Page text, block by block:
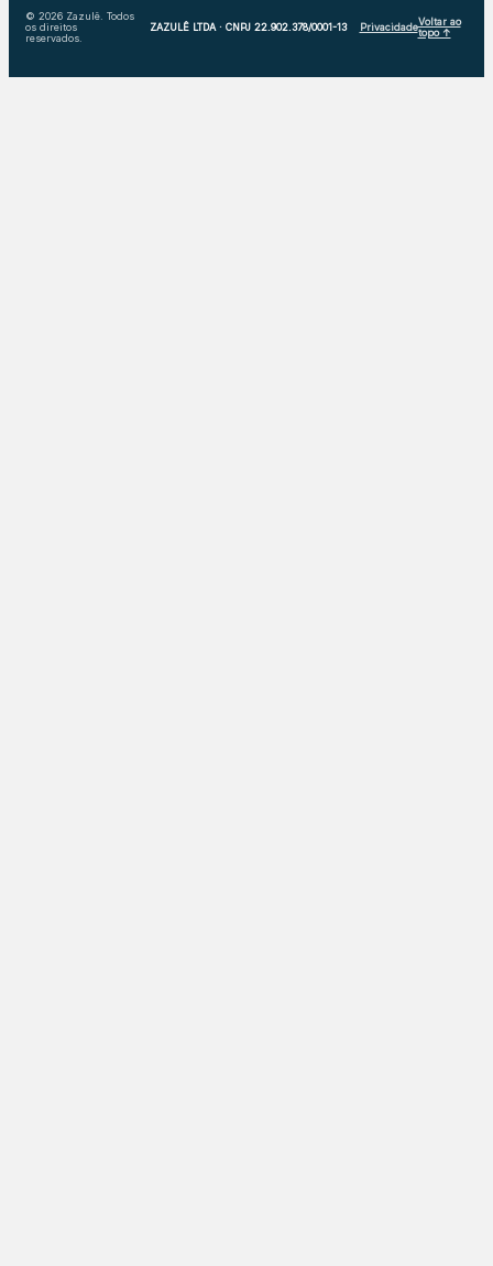
© 2026 Zazulê. Todos
os direitos
reservados.
ZAZULÊ LTDA · CNPJ 22.902.378/0001-13 PrivacidadeVoltar ao
topo ↑